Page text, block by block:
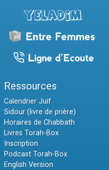
Ressources
Calendrier Juif
Sidour (livre de prière)
Horaires de Chabbath
Livres Torah-Box
Inscription
Podcast Torah-Box
English Version